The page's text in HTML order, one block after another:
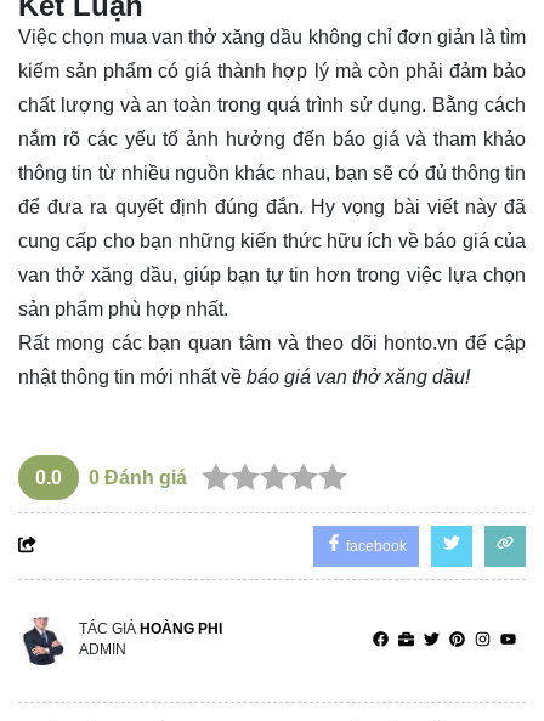
Việc chọn mua van thở xăng dầu không chỉ đơn giản là tìm
kiếm sản phẩm có giá thành hợp lý mà còn phải đảm bảo
chất lượng và an toàn trong quá trình sử dụng. Bằng cách
nắm rõ các yếu tố ảnh hưởng đến báo giá và tham khảo
thông tin từ nhiều nguồn khác nhau, bạn sẽ có đủ thông tin
để đưa ra quyết định đúng đắn. Hy vọng bài viết này đã
cung cấp cho bạn những kiến thức hữu ích về báo giá của
van thở xăng dầu, giúp bạn tự tin hơn trong việc lựa chọn
sản phẩm phù hợp nhất.
Rất mong các bạn quan tâm và theo dõi honto.vn để cập
nhật thông tin mới nhất về báo giá van thở xăng dầu!
0.0 0 Đánh giá
facebook
TÁC GIẢ HOÀNG PHI
ADMIN